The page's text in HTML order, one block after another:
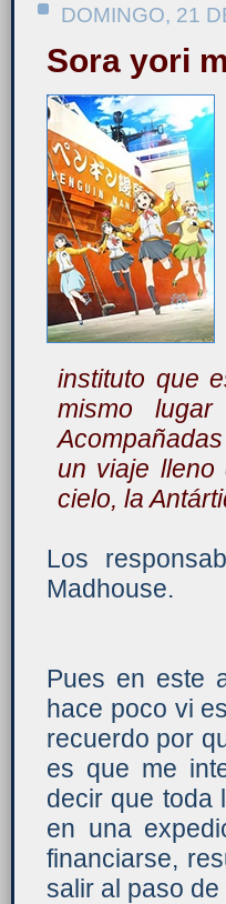
DOMINGO, 21
Sora yori
instituto que
mismo
un viaje lleno
cielo, la
Los
Madhouse.
Pues en este
hace poco vi
recuerdo por
es que me
decir que toda
en una
financiarse,
salir al paso